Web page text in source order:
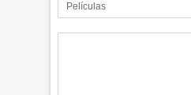
Películas